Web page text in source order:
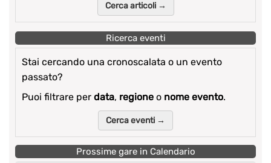
Cerca articoli →
Ricerca eventi
Stai cercando una cronoscalata o un evento
passato?
Puoi filtrare per data, regione o nome evento.
Cerca eventi →
Prossime gare in Calendario